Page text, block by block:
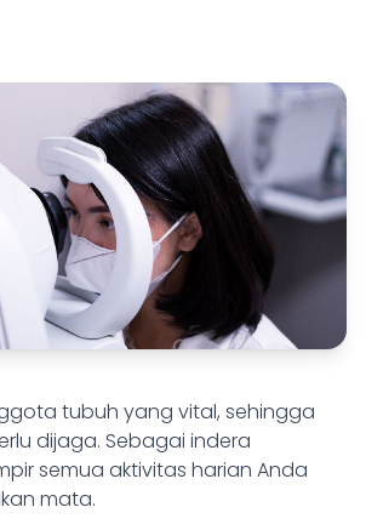
tubuh yang vital, sehingga
dijaga. Sebagai indera
semua aktivitas harian Anda
mata.